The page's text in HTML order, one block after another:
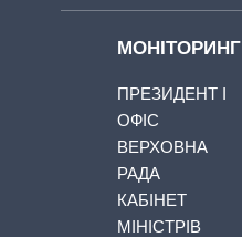
МОНІТОРИНГ
ПРЕЗИДЕНТ І
ОФІС
ВЕРХОВНА
РАДА
КАБІНЕТ
МІНІСТРІВ